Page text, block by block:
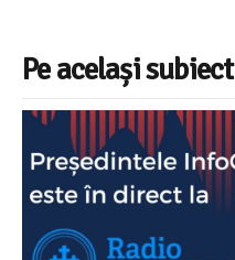
Pe același subiect